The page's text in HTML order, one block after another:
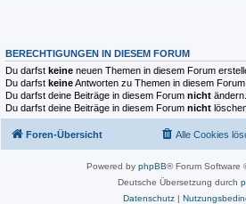
BERECHTIGUNGEN IN DIESEM FORUM
Du darfst keine neuen Themen in diesem Forum
Du darfst keineAntworten zu Themen in diesem Forum
Du darfst deine Beiträge in diesem Forum nicht ändern.
Du darfst deine Beiträge in diesem Forum nicht
Foren-Übersicht Alle Cookies
Powered by phpBB® Forum Software
Deutsche Übersetzung durch
Datenschutz|